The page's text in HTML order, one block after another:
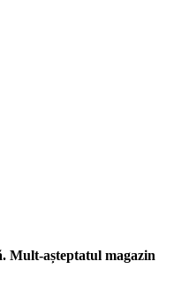
Mult-așteptatul magazin